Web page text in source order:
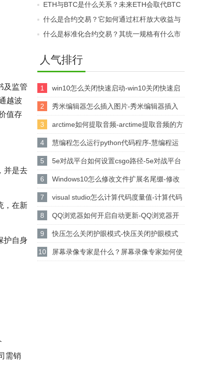
及监管
越波
值存
并是去
，在新
护自身
需销
键信息？
ETH与BTC是什么关系？未来ETH会取代BTC
的地位吗？
什么是合约交易？它如何通过杠杆放大收益与
风险？
什么是标准化合约交易？其统一规格有什么市
人气排行
1 win10怎么关闭快速启动-win10关闭快速启
动的方法
2 秀米编辑器怎么插入图片-秀米编辑器插入
图片的方法
3 arctime如何提取音频-arctime提取音频的方
法介绍
4 慧编程怎么运行python代码程序-慧编程运
行python代码程序的方法
5 5e对战平台如何设置csgo路径-5e对战平台
设置csgo路径的方法
6 Windows10怎么修改文件扩展名尾缀-修改
文件扩展名尾缀方法
7 visual studio怎么计算代码度量值-计算代码
度量值方法
8 QQ浏览器如何开启自动更新-QQ浏览器开
启自动更新的方法
9 快压怎么关闭护眼模式-快压关闭护眼模式
的方法介绍
10 屏幕录像专家是什么？屏幕录像专家如何使